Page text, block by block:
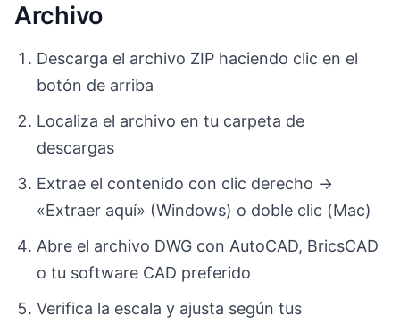
Archivo
Descarga el archivo ZIP haciendo clic en el
botón de arriba
Localiza el archivo en tu carpeta de
descargas
Extrae el contenido con clic derecho →
«Extraer aquí» (Windows) o doble clic (Mac)
Abre el archivo DWG con AutoCAD, BricsCAD
o tu software CAD preferido
Verifica la escala y ajusta según tus